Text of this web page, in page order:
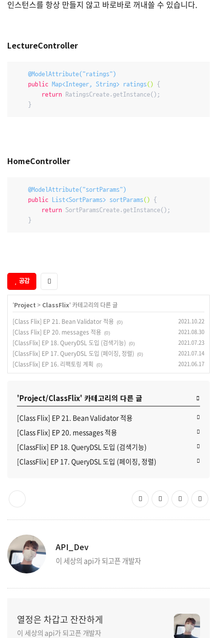
인스턴스를 항상 만들지 않고 바로바로 꺼내쓸 수 있습니다.
LectureController
@ModelAttribute("ratings")
public Map<Integer, String> ratings() {
return RatingsCreate.getInstance();
    }
HomeController
@ModelAttribute("sortParams")
public List<SortParams> sortParams() {
return SortParamsCreate.getInstance();
    }
공감
'Project > ClassFlix' 카테고리의 다른 글
[Class Flix] EP 21. Bean Validator 적용 (0) 2021.10.22
[Class Flix] EP 20. messages 적용 (0) 2021.08.30
[ClassFlix] EP 18. QueryDSL 도입 (검색기능) (0) 2021.07.23
[ClassFlix] EP 17. QueryDSL 도입 (페이징, 정렬) (0) 2021.07.14
[ClassFlix] EP 16. 리팩토링 계획 (0) 2021.06.17
'Project/ClassFlix' 카테고리의 다른 글
[Class Flix] EP 21. Bean Validator 적용
[Class Flix] EP 20. messages 적용
[ClassFlix] EP 18. QueryDSL 도입 (검색기능)
[ClassFlix] EP 17. QueryDSL 도입 (페이징, 정렬)
API_Dev
이 세상의 api가 되고픈 개발자
열정은 차갑고 잔잔하게
이 세상의 api가 되고픈 개발자